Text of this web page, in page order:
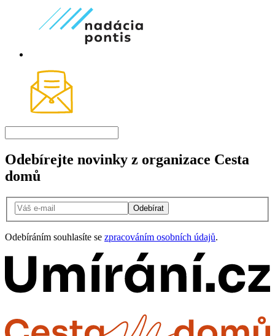
Odebírejte novinky z organizace Cesta
domů
Odebírat
Odebíráním souhlasíte se zpracováním osobních údajů.